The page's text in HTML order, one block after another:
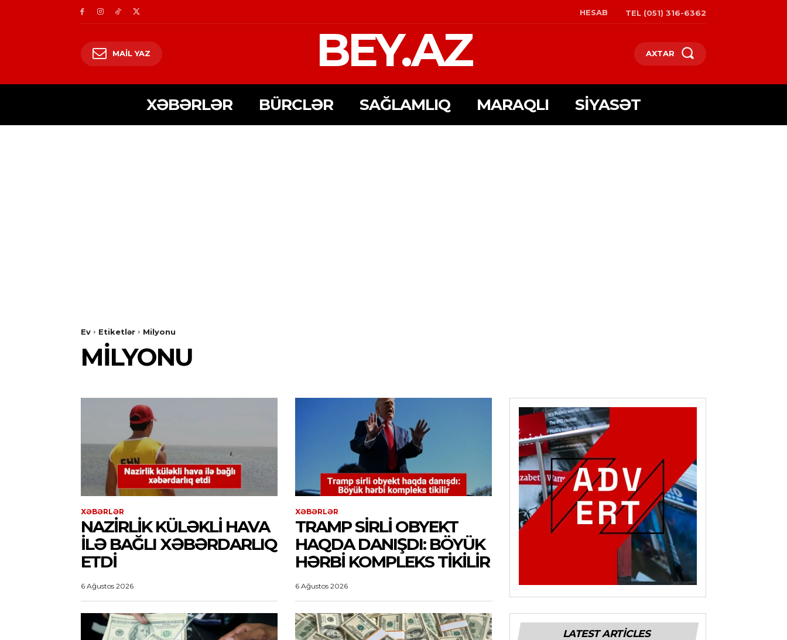
HESAB TEL (051) 316-6362
MAIL YAZ BEY.AZ AXTAR
XƏBƏRLƏR BÜRCLƏR SAĞLAMLIQ MARAQLI SIYASƏT
Ev Etiketlər Milyonu
MILYONU
XƏBƏRLƏR
NAZIRLIK KÜLƏKLI HAVA
ILƏ BAĞLI XƏBƏRDARLIQ
ETDI
6 Ağustos 2026
XƏBƏRLƏR
TRAMP SIRLI OBYEKT
HAQDA DANIŞDI: BÖYÜK
HƏRBI KOMPLEKS TIKILIR
6 Ağustos 2026
LATEST ARTICLES